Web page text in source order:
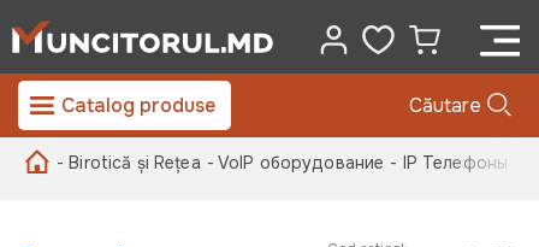
Catalog produse Căutare
- Birotică și Rețea - VoIP оборудование - IP Телефоны